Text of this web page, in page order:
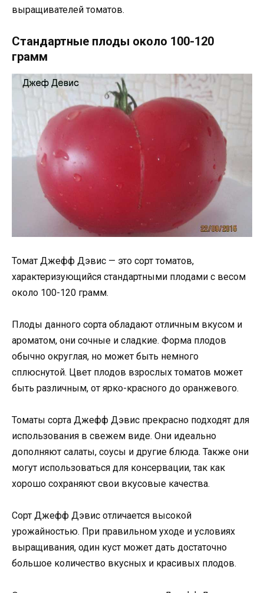
выращивателей томатов.
Стандартные плоды около 100-120
грамм
Томат Джефф Дэвис — это сорт томатов,
характеризующийся стандартными плодами с весом
около 100-120 грамм.
Плоды данного сорта обладают отличным вкусом и
ароматом, они сочные и сладкие. Форма плодов
обычно округлая, но может быть немного
сплюснутой. Цвет плодов взрослых томатов может
быть различным, от ярко-красного до оранжевого.
Томаты сорта Джефф Дэвис прекрасно подходят для
использования в свежем виде. Они идеально
дополняют салаты, соусы и другие блюда. Также они
могут использоваться для консервации, так как
хорошо сохраняют свои вкусовые качества.
Сорт Джефф Дэвис отличается высокой
урожайностью. При правильном уходе и условиях
выращивания, один куст может дать достаточно
большое количество вкусных и красивых плодов.